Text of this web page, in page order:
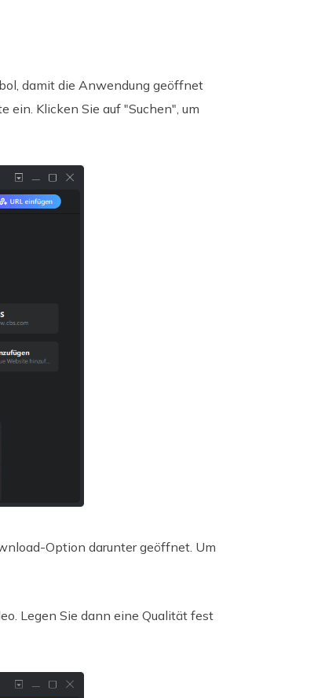
damit die Anwendung geöffnet
ein. Klicken Sie auf "Suchen", um
Option darunter geöffnet. Um
Legen Sie dann eine Qualität fest